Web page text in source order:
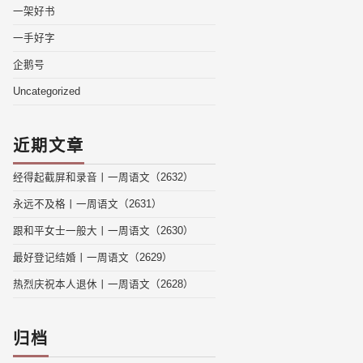
一架好书
一手好字
企鹅号
Uncategorized
近期文章
经得起截屏和录音丨一周语文（2632）
永远不及格丨一周语文（2631）
跟和平女士一般大丨一周语文（2630）
最好登记结婚丨一周语文（2629）
热烈庆祝本人退休丨一周语文（2628）
归档